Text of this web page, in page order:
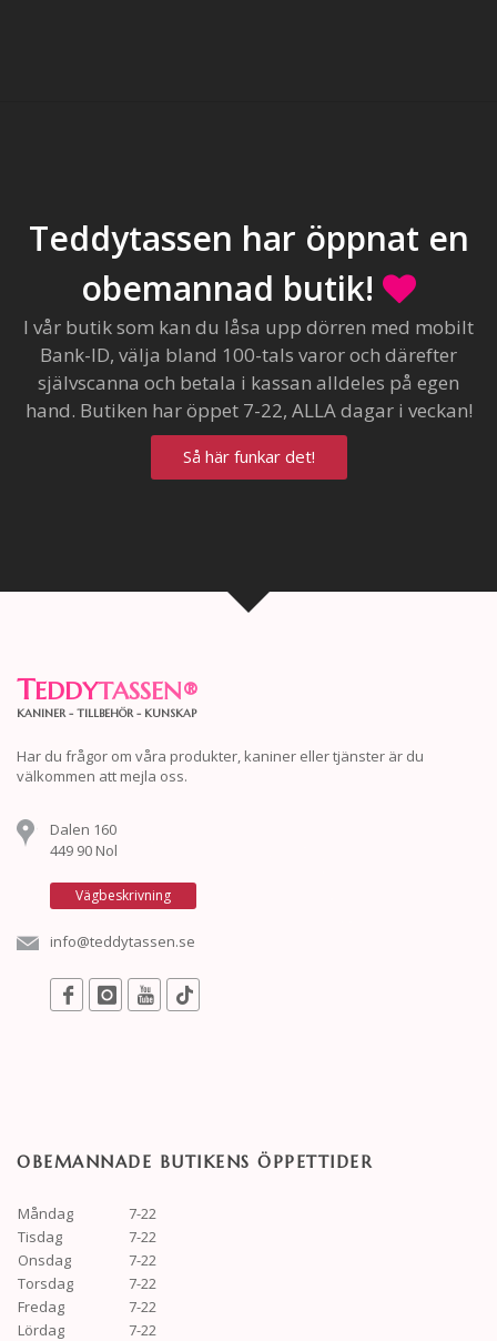
Teddytassen har öppnat en
obemannad butik!
I vår butik som kan du låsa upp dörren med mobilt
Bank-ID, välja bland 100-tals varor och därefter
självscanna och betala i kassan alldeles på egen
hand. Butiken har öppet 7-22, ALLA dagar i veckan!
Så här funkar det!
TEDDYTASSEN®
KANINER - TILLBEHÖR - KUNSKAP
Har du frågor om våra produkter, kaniner eller tjänster är du
välkommen att mejla oss.
Dalen 160
449 90 Nol
Vägbeskrivning
info@teddytassen.se
OBEMANNADE BUTIKENS ÖPPETTIDER
Måndag
7-22
Tisdag
7-22
Onsdag
7-22
Torsdag
7-22
Fredag
7-22
Lördag
7-22